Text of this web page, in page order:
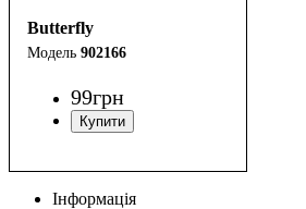
Butterfly
902166
99грн
Інформація